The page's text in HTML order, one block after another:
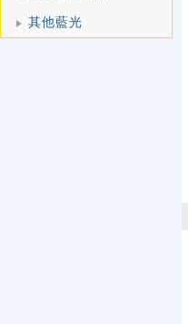
其他藍光